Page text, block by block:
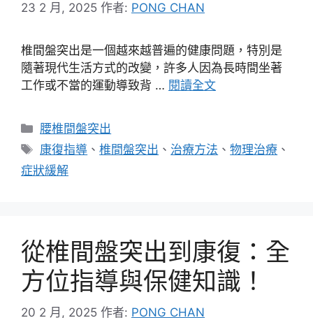
23 2 月, 2025 作者: PONG CHAN
椎間盤突出是一個越來越普遍的健康問題，特別是
隨著現代生活方式的改變，許多人因為長時間坐著
工作或不當的運動導致背 … 閱讀全文
分
類
腰椎間盤突出
標
籤
康復指導 、椎間盤突出 、 治療方法 、物理治療 、
症狀緩解
從椎間盤突出到康復：全
方位指導與保健知識！
20 2 月, 2025 作者: PONG CHAN